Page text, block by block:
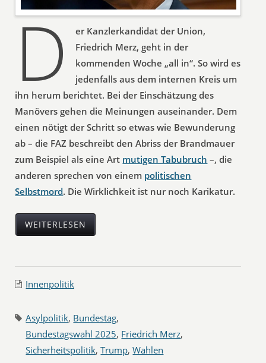
D
er Kanzlerkandidat der Union,
Friedrich Merz, geht in der
kommenden Woche „all in“. So wird es
jedenfalls aus dem internen Kreis um
ihn herum berichtet. Bei der Einschätzung des
Manövers gehen die Meinungen auseinander. Dem
einen nötigt der Schritt so etwas wie Bewunderung
ab – die FAZ beschreibt den Abriss der Brandmauer
zum Beispiel als eine Art mutigen Tabubruch –, die
anderen sprechen von einem politischen
Selbstmord. Die Wirklichkeit ist nur noch Karikatur.
WEITERLESEN
Innenpolitik
Asylpolitik, Bundestag,
Bundestagswahl 2025, Friedrich Merz,
Sicherheitspolitik,Trump,Wahlen